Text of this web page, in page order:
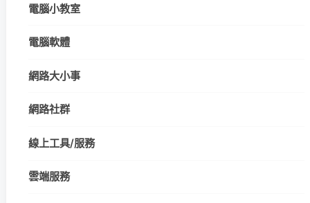
電腦小教室
電腦軟體
網路大小事
網路社群
線上工具/服務
雲端服務